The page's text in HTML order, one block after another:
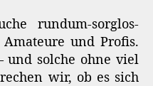
rundum-sorglos-
und Profis.
und solche ohne viel
wir, ob es sich